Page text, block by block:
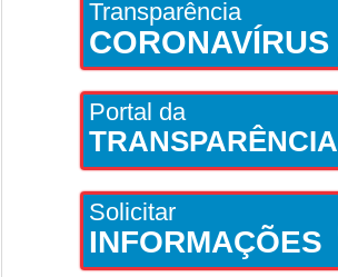
Transparência
CORONAVÍRUS
Portal da
TRANSPARÊNCIA
Solicitar
INFORMAÇÕES